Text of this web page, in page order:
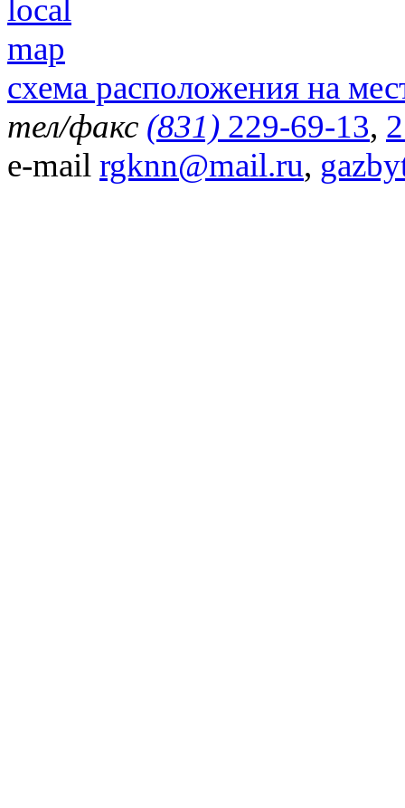
схема расположения на
тел/факс (831) 229-69-13,
e-mail rgknn@mail.ru,